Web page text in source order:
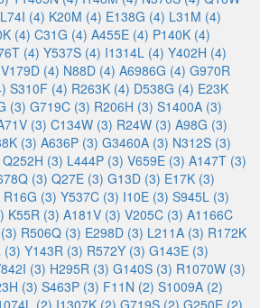
L74I (4) K20M (4) E138G (4) L31M (4)
(4) C31G (4) A455E (4) P140K (4)
(4) Y537S (4) I1314L (4) Y402H (4)
V179D (4) N88D (4) A6986G (4) G970R
S310F (4) R263K (4) D538G (4) E23K
(3) G719C (3) R206H (3) S1400A (3)
(3) C134W (3) R24W (3) A98G (3)
(3) A636P (3) G3460A (3) N312S (3)
Q252H (3) L444P (3) V659E (3) A147T (3)
(3) Q27E (3) G13D (3) E17K (3)
R16G (3) Y537C (3) I10E (3) S945L (3)
K55R (3) A181V (3) V205C (3) A1166C
R506Q (3) E298D (3) L211A (3) R172K
(3) Y143R (3) R572Y (3) G143E (3)
(3) H295R (3) G140S (3) R1070W (3)
(3) S463P (3) F11N (2) S1009A (2)
(2) I1307K (2) G719S (2) G250E (2)